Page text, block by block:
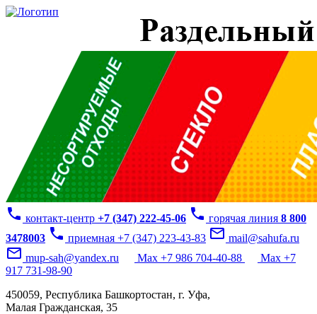
phone контакт-центр +7 (347) 222-45-06 phone горячая линия 8 800
3478003 phone приемная +7 (347) 223-43-83 mail_outline mail@sahufa.ru
mail_outline mup-sah@yandex.ru Max +7 986 704-40-88
Max +7
917 731-98-90
450059, Республика Башкортостан, г. Уфа,
Малая Гражданская, 35